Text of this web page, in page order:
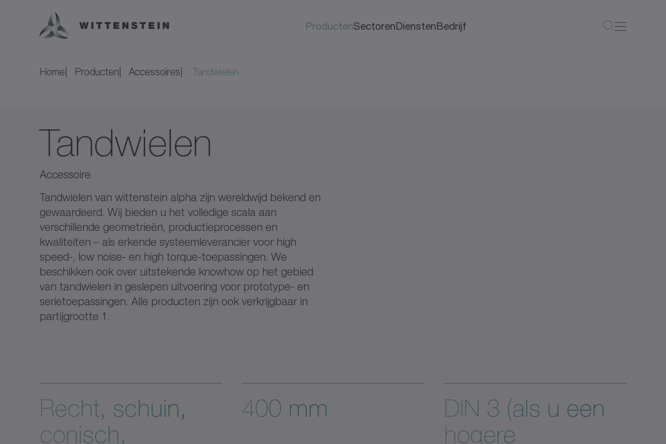
ProductenSectorenDienstenBedrijf
Home Producten Accessoires Tandwielen
Tandwielen
Accessoire
Tandwielen van wittenstein alpha zijn wereldwijd bekend en
gewaardeerd. Wij bieden u het volledige scala aan
verschillende geometrieën, productieprocessen en
kwaliteiten – als erkende systeemleverancier voor high
speed-, low noise- en high torque-toepassingen. We
beschikken ook over uitstekende knowhow op het gebied
van tandwielen in geslepen uitvoering voor prototype- en
serietoepassingen. Alle producten zijn ook verkrijgbaar in
partijgrootte 1.
Recht, schuin,
conisch,
400 mm
DIN 3 (als u een
hogere